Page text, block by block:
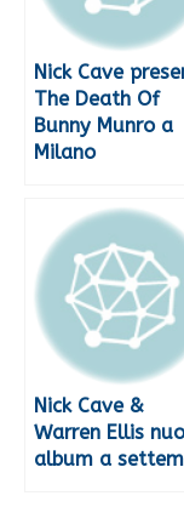
Nick Cave
The Death Of
Bunny Munro a
Milano
Nick Cave &
Warren Ellis
album a